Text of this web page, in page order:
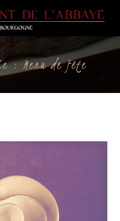
:Menu de fête